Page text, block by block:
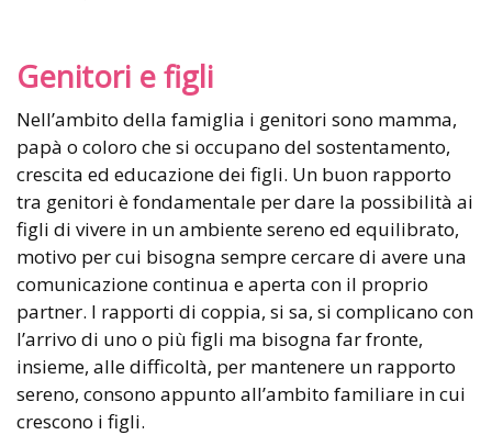
Genitori e figli
Nell’ambito della famiglia i genitori sono mamma,
papà o coloro che si occupano del sostentamento,
crescita ed educazione dei figli. Un buon rapporto
tra genitori è fondamentale per dare la possibilità ai
figli di vivere in un ambiente sereno ed equilibrato,
motivo per cui bisogna sempre cercare di avere una
comunicazione continua e aperta con il proprio
partner. I rapporti di coppia, si sa, si complicano con
l’arrivo di uno o più figli ma bisogna far fronte,
insieme, alle difficoltà, per mantenere un rapporto
sereno, consono appunto all’ambito familiare in cui
crescono i figli.